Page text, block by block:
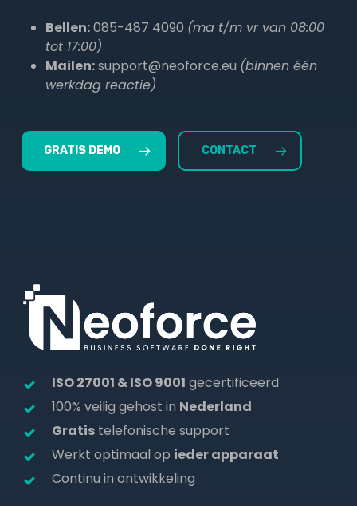
Bellen:085-487 4090 (ma t/m vr van 08:00
tot 17:00)
Mailen:support@neoforce.eu (binnen één
werkdag reactie)
GRATIS DEMO CONTACT
ISO 27001 & ISO 9001 gecertificeerd
100% veilig gehost in Nederland
Gratistelefonische support
Werkt optimaal op ieder apparaat
Continu in ontwikkeling